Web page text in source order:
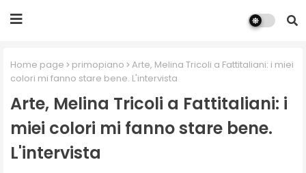
Home page primopiano
Arte, Melina Tricoli a Fattitaliani: i miei
colori mi fanno stare bene. L'intervista
Arte, Melina Tricoli a Fattitaliani: i
miei colori mi fanno stare bene.
L'intervista